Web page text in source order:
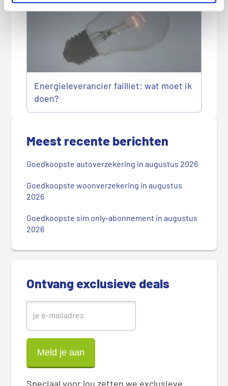
Energieleverancier failliet: wat moet ik
doen?
d
Meest recente berichten
Goedkoopste autoverzekering in augustus 2026
Goedkoopste woonverzekering in augustus
2026
Goedkoopste sim only-abonnement in augustus
2026
Ontvang exclusieve deals
Speciaal voor jou zetten we exclusieve